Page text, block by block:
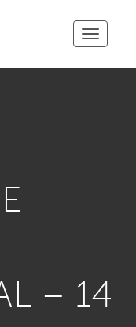
Toggle
– 14